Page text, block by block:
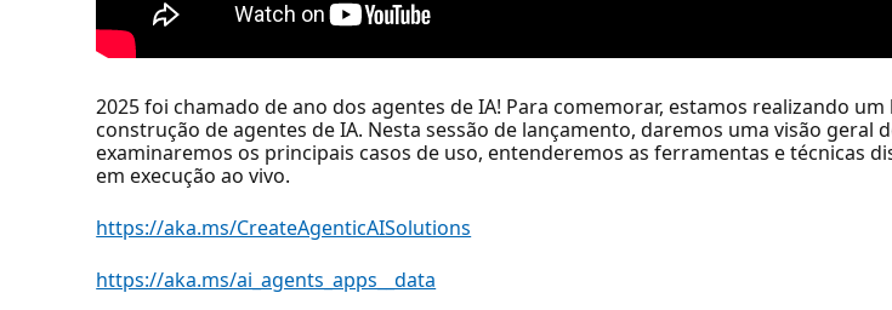
2025 foi chamado de ano dos agentes de IA! Para comemorar, estamos realizando
construção de agentes de IA. Nesta sessão de lançamento, daremos uma visão geral
examinaremos os principais casos de uso, entenderemos as ferramentas e técnicas
em execução ao vivo.
https://aka.ms/CreateAgenticAISolutions
https://aka.ms/ai_agents_apps__data